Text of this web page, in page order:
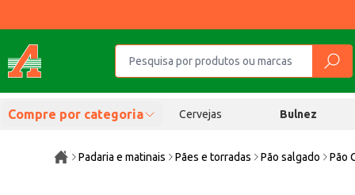
Compre por categoria Cervejas Bulnez
Padaria e matinais Pães e torradas Pão salgado Pão